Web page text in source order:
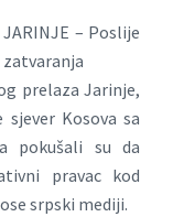
JARINJE – Poslije
zatvaranja
prelaza Jarinje,
Kosova sa
pokušali su da
pravac kod
srpski mediji.